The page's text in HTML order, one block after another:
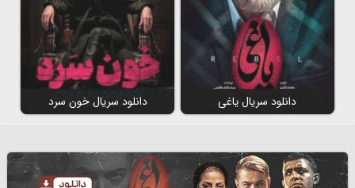
دانلود سریال یاغی دانلود سریال خون سرد